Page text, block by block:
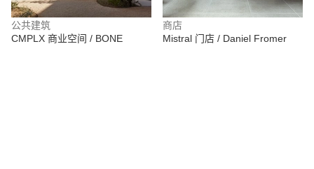
公共建筑
CMPLX 商业空间 / BONE
商店
Mistral 门店 / Daniel Fromer